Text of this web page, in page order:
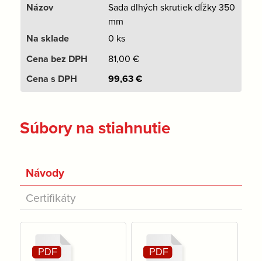
Sada dlhých skrutiek dĺžky 350
mm
0 ks
81,00 €
99,63€
Súbory na stiahnutie
Návody
Certifikáty